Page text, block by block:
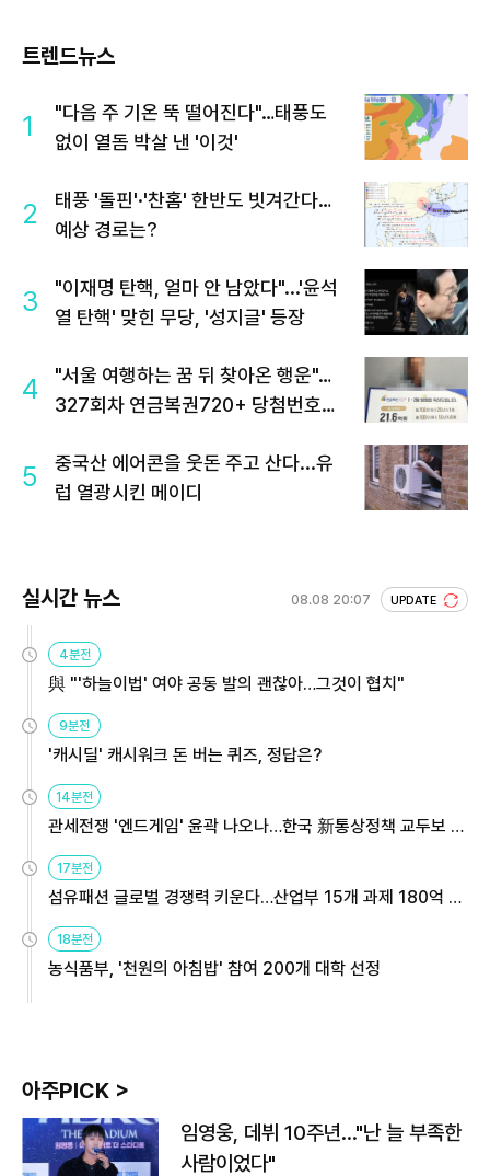
트렌드뉴스
1
"다음 주 기온 뚝 떨어진다"…태풍도
없이 열돔 박살 낸 '이것'
2
태풍 '돌핀'·'찬홈' 한반도 빗겨간다…
예상 경로는?
3
"이재명 탄핵, 얼마 안 남았다"...'윤석
열 탄핵' 맞힌 무당, '성지글' 등장
4
"서울 여행하는 꿈 뒤 찾아온 행운"…
327회차 연금복권720+ 당첨번호조
5
중국산 에어콘을 웃돈 주고 산다...유
럽 열광시킨 메이디
실시간 뉴스 08.08 20:07 UPDATE
4분전
與 "'하늘이법' 여야 공동 발의 괜찮아…그것이 협치"
9분전
'캐시딜' 캐시워크 돈 버는 퀴즈, 정답은?
14분전
관세전쟁 '엔드게임' 윤곽 나오나…한국 新통상정책 교두보 활
17분전
섬유패션 글로벌 경쟁력 키운다…산업부 15개 과제 180억 지
18분전
농식품부, '천원의 아침밥' 참여 200개 대학 선정
아주PICK >
임영웅, 데뷔 10주년…"난 늘 부족한
사람이었다"